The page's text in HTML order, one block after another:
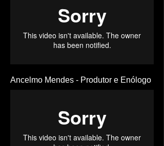
Ancelmo Mendes - Produtor e Enólogo